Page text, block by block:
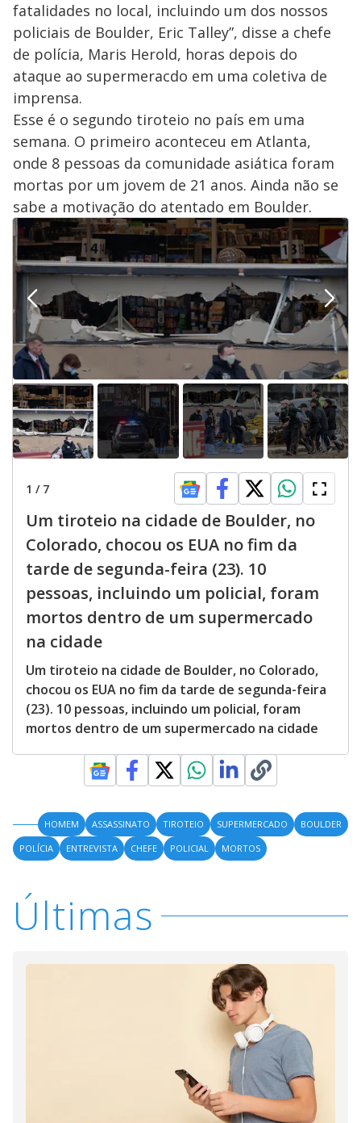
fatalidades no local, incluindo um dos nossos
policiais de Boulder, Eric Talley”, disse a chefe
de polícia, Maris Herold, horas depois do
ataque ao supermeracdo em uma coletiva de
imprensa.
Esse é o segundo tiroteio no país em uma
semana. O primeiro aconteceu em Atlanta,
onde 8 pessoas da comunidade asiática foram
mortas por um jovem de 21 anos. Ainda não se
sabe a motivação do atentado em Boulder.
1 / 7
Um tiroteio na cidade de Boulder, no
Colorado, chocou os EUA no fim da
tarde de segunda-feira (23). 10
pessoas, incluindo um policial, foram
mortos dentro de um supermercado
na cidade
Um tiroteio na cidade de Boulder, no Colorado,
chocou os EUA no fim da tarde de segunda-feira
(23). 10 pessoas, incluindo um policial, foram
mortos dentro de um supermercado na cidade
HOMEM ASSASSINATO TIROTEIO SUPERMERCADO
BOULDER
POLÍCIA
ENTREVISTA CHEFE POLICIAL MORTOS
Últimas